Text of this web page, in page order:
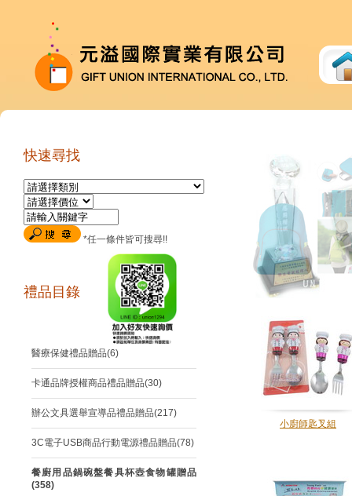
小廚師匙叉組
快速尋找
*任一條件皆可搜尋!!
禮品目錄
醫療保健禮品贈品(6)
卡通品牌授權商品禮品贈品(30)
辦公文具選舉宣導品禮品贈品(217)
3C電子USB商品行動電源禮品贈品(78)
餐廚用品鍋碗盤餐具杯壺食物罐贈品
(358)